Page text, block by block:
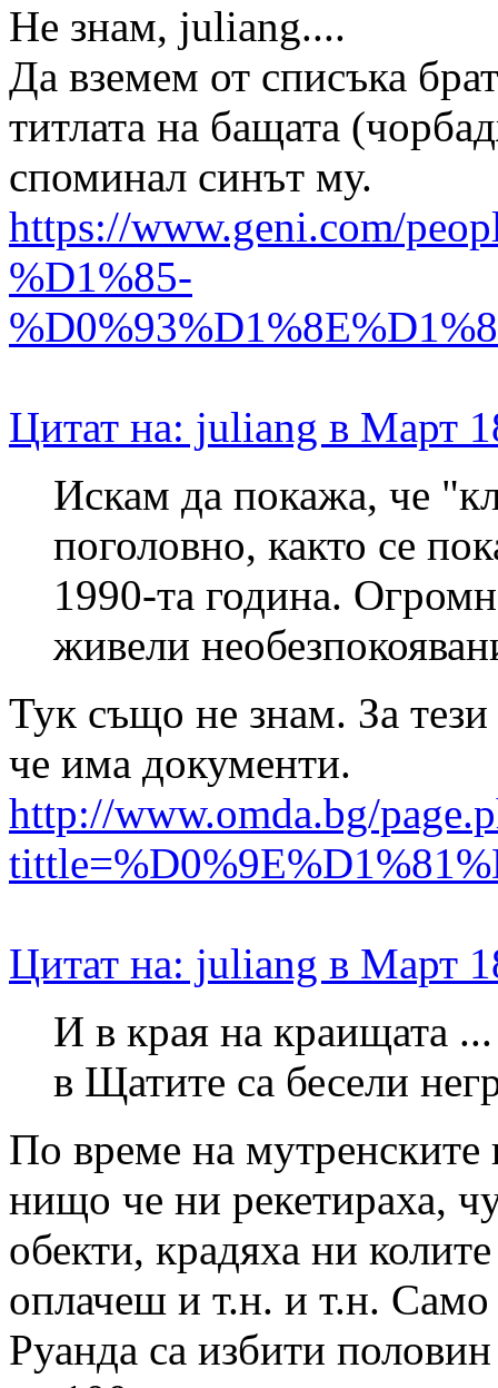
Не знам, juliang....
Да вземем от списъка
титлата на бащата
споминал синът му.
https://www.geni.com/
%D1%85-
Цитат на: juliang в Март
Искам да покажа, че
поголовно, както се
1990-та година.
живели
Тук също не знам. За
че има документи.
http://www.omda.bg/
Цитат на: juliang в Март
И в края на краищата
в Щатите са бесели
По време на
нищо че ни рекетираха,
обекти, крадяха ни
оплачеш и т.н. и т.н.
Руанда са избити